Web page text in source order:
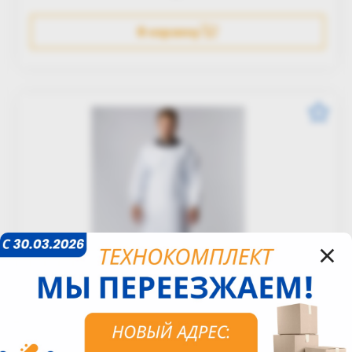
В корзину
Влагозащитная
×